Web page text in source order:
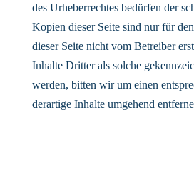
des Urheberrechtes bedürfen der
Kopien dieser Seite sind nur für
dieser Seite nicht vom Betreiber
Inhalte Dritter als solche
werden, bitten wir um einen
derartige Inhalte umgehend